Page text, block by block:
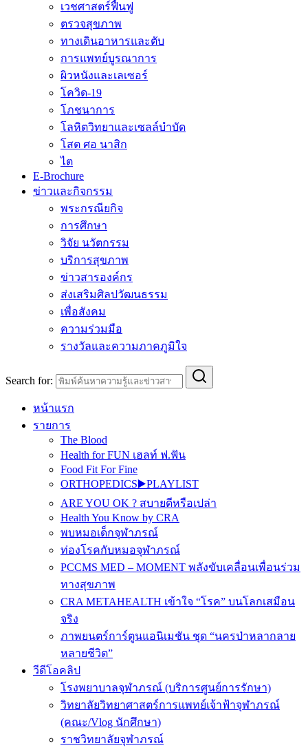
เวชศาสตร์ฟื้นฟู
ตรวจสุขภาพ
ทางเดินอาหารและตับ
การแพทย์บูรณาการ
ผิวหนังและเลเซอร์
โควิด-19
โภชนาการ
โลหิตวิทยาและเซลล์บำบัด
โสต ศอ นาสิก
ไต
E-Brochure
ข่าวและกิจกรรม
พระกรณียกิจ
การศึกษา
วิจัย นวัตกรรม
บริการสุขภาพ
ข่าวสารองค์กร
ส่งเสริมศิลปวัฒนธรรม
เพื่อสังคม
ความร่วมมือ
รางวัลและความภาคภูมิใจ
Search for:
หน้าแรก
รายการ
The Blood
Health for FUN เฮลท์ ฟ.ฟัน
Food Fit For Fine
ORTHOPEDICS▶️PLAYLIST
ARE YOU OK ? สบายดีหรือเปล่า
Health You Know by CRA
พบหมอเด็กจุฬาภรณ์
ท่องโรคกับหมอจุฬาภรณ์
PCCMS MED – MOMENT พลังขับเคลื่อนเพื่อนร่วม
ทางสุขภาพ
CRA METAHEALTH เข้าใจ “โรค” บนโลกเสมือน
จริง
ภาพยนตร์การ์ตูนแอนิเมชัน ชุด “นครป่าหลากลาย
หลายชีวิต”
วีดีโอคลิป
โรงพยาบาลจุฬาภรณ์ (บริการศูนย์การรักษา)
วิทยาลัยวิทยาศาสตร์การแพทย์เจ้าฟ้าจุฬาภรณ์
(คณะ/Vlog นักศึกษา)
ราชวิทยาลัยจุฬาภรณ์